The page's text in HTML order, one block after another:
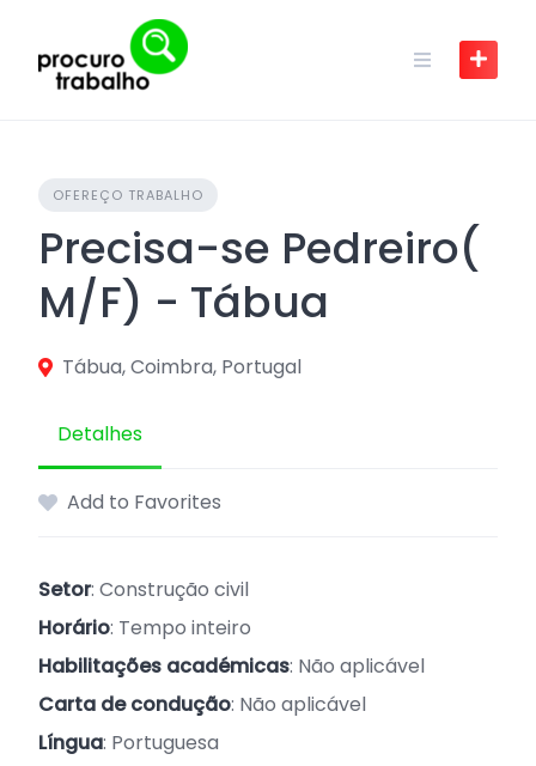
content
OFEREÇO TRABALHO
Precisa-se Pedreiro(
M/F) - Tábua
Tábua, Coimbra, Portugal
Detalhes
Add to Favorites
Setor: Construção civil
Horário: Tempo inteiro
Habilitações académicas: Não aplicável
Carta de condução: Não aplicável
Língua: Portuguesa